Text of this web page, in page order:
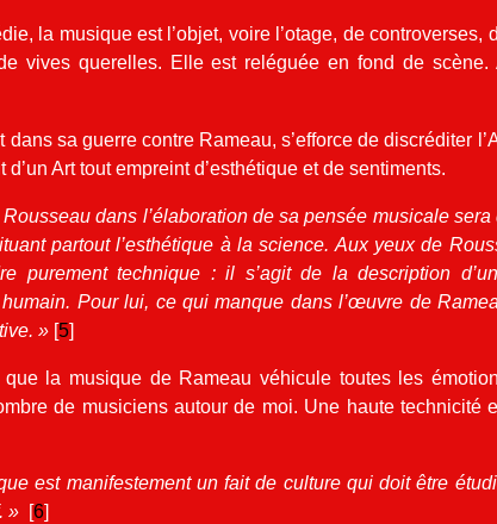
la musique est l’objet, voire l’otage, de controverses,
vives querelles. Elle est reléguée en fond de scène.
sa guerre contre Rameau, s’efforce de discréditer
Art tout empreint d’esthétique et de sentiments.
dans l’élaboration de sa pensée musicale
partout l’esthétique à la science. Aux yeux de
purement technique : il s’agit de la description
Pour lui, ce qui manque dans l’œuvre de
» [5]
la musique de Rameau véhicule toutes les
de musiciens autour de moi. Une haute technicité
est manifestement un fait de culture qui doit être
» [6]